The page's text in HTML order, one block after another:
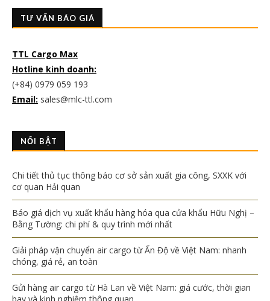
TƯ VẤN BÁO GIÁ
TTL Cargo Max
Hotline kinh doanh:
(+84) 0979 059 193
Email: sales@mlc-ttl.com
NỔI BẬT
Chi tiết thủ tục thông báo cơ sở sản xuất gia công, SXXK với
cơ quan Hải quan
Báo giá dịch vụ xuất khẩu hàng hóa qua cửa khẩu Hữu Nghị –
Bằng Tường: chi phí & quy trình mới nhất
Giải pháp vận chuyển air cargo từ Ấn Độ về Việt Nam: nhanh
chóng, giá rẻ, an toàn
Gửi hàng air cargo từ Hà Lan về Việt Nam: giá cước, thời gian